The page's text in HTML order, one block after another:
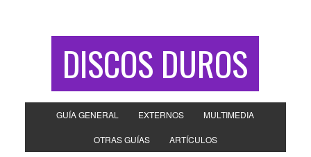
DISCOS DUROS
GUÍA GENERAL EXTERNOS MULTIMEDIA
OTRAS GUÍAS ARTÍCULOS